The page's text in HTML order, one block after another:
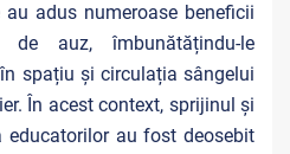
adus numeroase beneficii
auz, îmbunătățindu-le
spațiu și circulația sângelui
În acest context, sprijinul și
au fost deosebit